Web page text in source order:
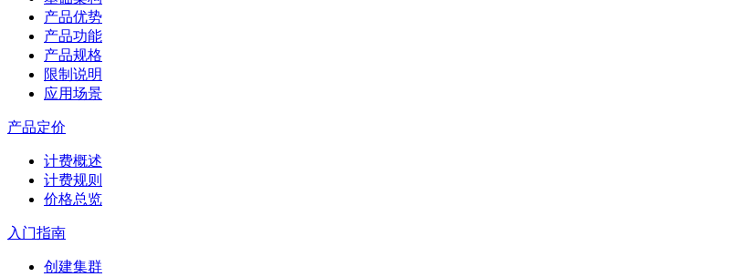
产品优势
产品功能
产品规格
限制说明
应用场景
产品定价
计费概述
计费规则
价格总览
入门指南
创建集群